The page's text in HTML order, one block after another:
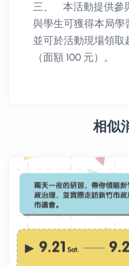
三、 本活動提供參
與學生可獲得本局學
並可於活動現場領取
（面額 100 元）。
相似